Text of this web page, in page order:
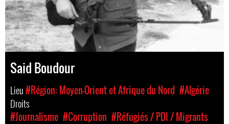
Said Boudour
Lieu#Région: Moyen-Orient et Afrique du Nord #Algérie
Droits
#Journalisme #Corruption #Réfugiés / PDI / Migrants